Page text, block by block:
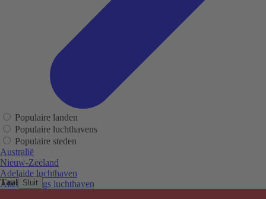
Taal Sluit
Populaire landen
Populaire luchthavens
Populaire steden
Australië
Nieuw-Zeeland
Adelaide luchthaven
Alice Springs luchthaven